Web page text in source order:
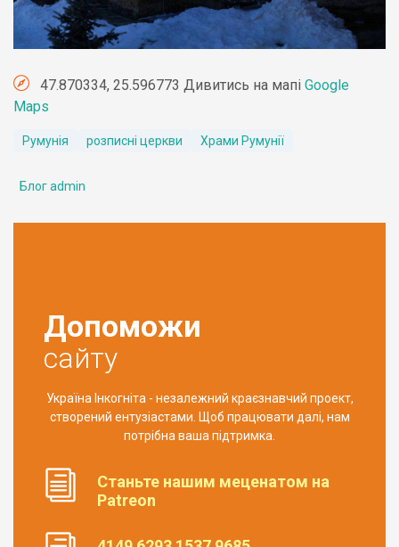
47.870334, 25.596773 Дивитись на мапі Google
Maps
Румунія розписні церкви Храми Румунії
Блог admin
Допоможи
сайту
Україна Інкогніта - незалежний краєзнавчий проект,
створений ентузіастами. Щоб працювати далі, нам
потрібна ваша підтримка.
Станьте нашим меценатом на
Patreon